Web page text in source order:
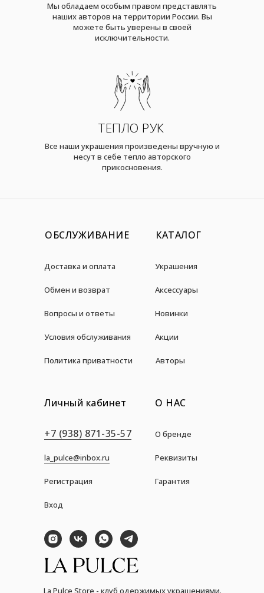
Мы обладаем особым правом представлять
наших авторов на территории России. Вы
можете быть уверены в своей
исключительности.
ТЕПЛО РУК
Все наши украшения произведены вручную и
несут в себе тепло авторского
прикосновения.
ОБСЛУЖИВАНИЕ
Доставка и оплата
Обмен и возврат
Вопросы и ответы
КАТАЛОГ
Украшения
Аксессуары
Новинки
Акции
Условия обслуживания
Политика приватности
О НАС
О бренде
Авторы
Личный кабинет
Вход
+7 (938) 871-35-57
la_pulce@inbox.ru
La Pulce Store - клуб одержимых украшениями.
Реквизиты
Гарантия
Регистрация